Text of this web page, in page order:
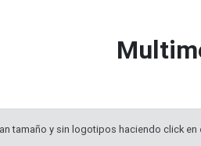
tamaño y sin logotipos haciendo click